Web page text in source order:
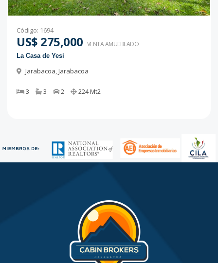
Código: 1694
US$ 275,000 VENTA AMUEBLADO
La Casa de Yesi
Jarabacoa,Jarabacoa
3 3 2 224Mt2